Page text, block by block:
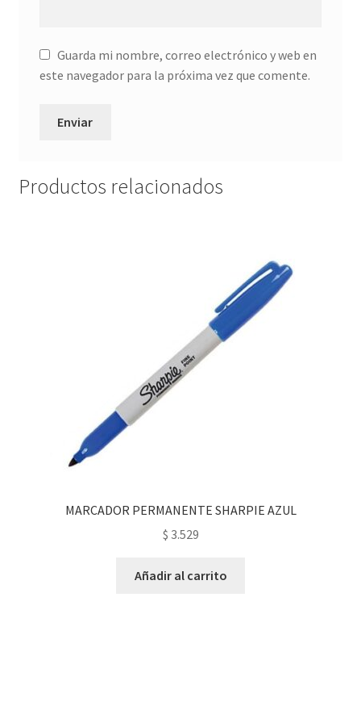
Guarda mi nombre, correo electrónico y web en
este navegador para la próxima vez que comente.
Productos relacionados
MARCADOR PERMANENTE SHARPIE AZUL
$ 3.529
Añadir al carrito